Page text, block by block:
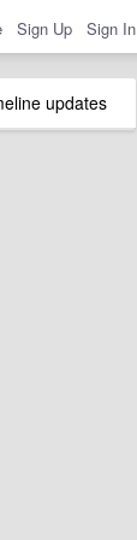
Sign Up Sign In
updates